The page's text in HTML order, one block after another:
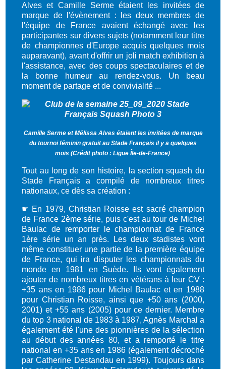
Alves et Camille Serme étaient les invitées de
marque de l'évènement : les deux membres de
l'équipe de France avaient échangé avec les
participantes sur divers sujets (notamment leur titre
de championnes d'Europe acquis quelques mois
auparavant), avant d'offrir un joli match exhibition à
l'assistance, avec des coups spectaculaires et de
la bonne humeur au rendez-vous. Un beau
moment de partage et de convivialité ...
Camille Serme et Mélissa Alves étaient les invitées de marque
du tournoi féminin gratuit au Stade Français il y a quelques
mois (Crédit photo : Ligue Île-de-France)
Tout au long de son histoire, la section squash du
Stade Français a compilé de nombreux titres
nationaux, ce dès sa création :
☛ En 1979, Christian Roisse est sacré champion
de France 2ème série, puis c'est au tour de Michel
Baulac de remporter le championnat de France
1ère série un an près. Les deux stadistes vont
même constituer une partie de la première équipe
de France, qui ira disputer les championnats du
monde en 1981 en Suède. Ils vont également
ajouter de nombreux titres en vétérans à leur CV :
+35 ans en 1986 pour Michel Baulac et en 1988
pour Christian Roisse, ainsi que +50 ans (2000,
2001) et +55 ans (2005) pour ce dernier. Membre
du top 3 national de 1983 à 1987, Agnès Marchal a
également été l'une des pionnières de la sélection
au début des années 80, et a remporté le titre
national en +35 ans en 1986 (également décroché
par Catherine Destandau en 1999). Toujours dans